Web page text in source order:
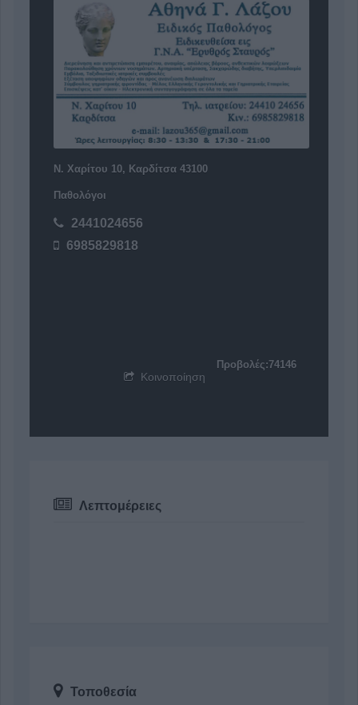
Ν. Χαρίτου 10, Καρδίτσα 43100
Παθολόγοι
2441024656
6985829818
Προβολές:74146
Κοινοποίηση
Λεπτομέρειες
Τοποθεσία